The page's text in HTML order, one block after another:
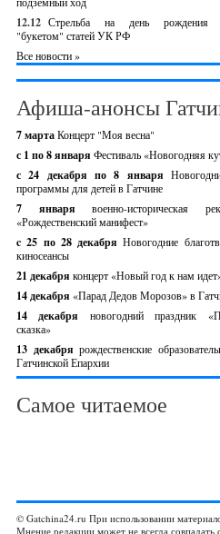
12.12 Стрельба на день рождения
"букетом" статей УК РФ
Все новости »
Афиша-анонсы
7 мартаКонцерт "Моя весна"
с 1 по 8 января Фестиваль «Новогодняя
с 24 декабря по 8 января
программы для детей в Гатчине
7 январявоенно-историческая
«Рождественский манифест»
c 25 по 28 декабряНовогодние
киносеансы
21 декабря концерт «Новый год к нам
14 декабря «Парад Дедов Морозов» в
14 декабря новогодний праздник
сказка»
13 декабрярождественские
Гатчинской Епархии
Самое читаемое
© Gatchina24.ru При использовании
Мнение редакции может не всегда совпадать